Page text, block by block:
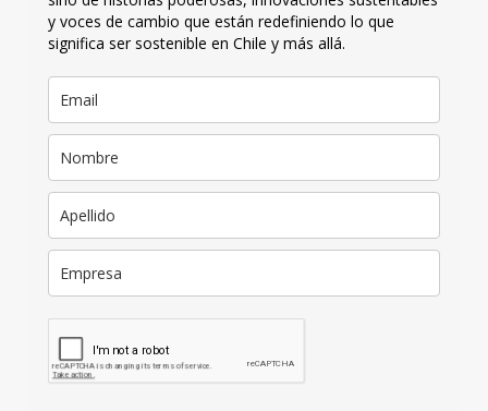
y voces de cambio que están redefiniendo lo que
significa ser sostenible en Chile y más allá.